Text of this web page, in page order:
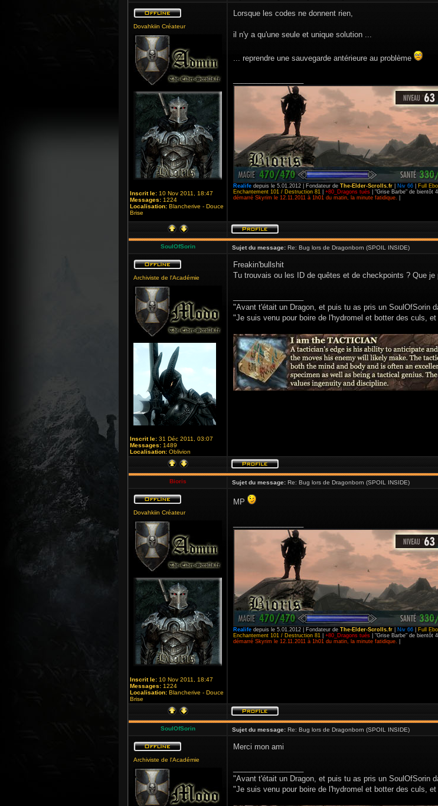
Dovahkiin Créateur
Inscrit le: 10 Nov 2011, 18:47
Messages: 1224
Localisation: Blancherive - Douce
Brise
Lorsque les codes ne donnent rien,
il n'y a qu'une seule et unique solution ...
... reprendre une sauvegarde antérieure au problème
Realife depuis le 5.01.2012 | Fondateur de The-Elder-Scrolls.fr Niv 66
Full
Enchantement 101 / Destruction 81
+80_Dragons tués | "Grise Barbe" de bientôt
démarré Skyrim le 12.11.2011 à 1h01 du matin, la minute fatidique.
SoulOfSorin Sujet du message: Re: Bug lors de Dragonborn (SPOIL INSIDE)
Archiviste de l'Académie
Inscrit le: 31 Déc 2011, 03:07
Messages: 1489
Localisation: Oblivion
Freakin'bullshit
Tu trouvais ou les ID de quêtes et de checkpoints ? Que
"Avant t'était un Dragon, et puis tu as pris un SoulOfSorin
"Je suis venu pour boire de l'hydromel et botter des culs,
Bioris Sujet du message: Re: Bug lors de Dragonborn (SPOIL INSIDE)
Dovahkiin Créateur
Inscrit le: 10 Nov 2011, 18:47
Messages: 1224
Localisation: Blancherive - Douce
Brise
MP
Realife depuis le 5.01.2012 | Fondateur de The-Elder-Scrolls.fr Niv 66
Full
Enchantement 101 / Destruction 81
+80_Dragons tués | "Grise Barbe" de bientôt
démarré Skyrim le 12.11.2011 à 1h01 du matin, la minute fatidique.
SoulOfSorin Sujet du message: Re: Bug lors de Dragonborn (SPOIL INSIDE)
Archiviste de l'Académie
Merci mon ami
"Avant t'était un Dragon, et puis tu as pris un SoulOfSorin
"Je suis venu pour boire de l'hydromel et botter des culs,